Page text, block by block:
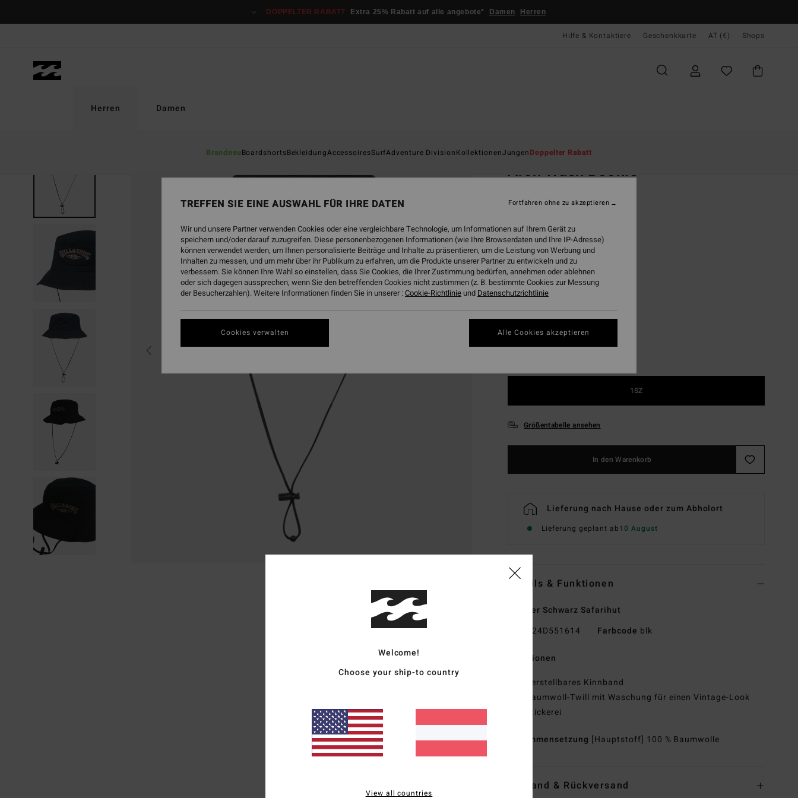
DOPPELTER RABATT Extra 25% Rabatt auf alle angebote* Damen Herren
Hilfe & Kontaktiere Geschenkkarte AT (€) Shops
Herren
BrandneuBoardshortsBekleidungAccessoiresSurfAdventure DivisionKollektionenJungenDoppelter Rabatt
Damen
Arch Wash Boonie
€ 18,88
SALE
DOPPELTER RABATT EXTRA 25%
FarbeBlack
1SZ
Größentabelle ansehen
In den Warenkorb
Lieferung nach Hause oder zum Abholort
Lieferung geplant ab10 August
Details & Funktionen
Männer Schwarz Safarihut
24D551614 Farbcode blk
Funktionen
Verstellbares Kinnband
Baumwoll-Twill mit Waschung für einen Vintage-Look
Stickerei
Zusammensetzung [Hauptstoff] 100 % Baumwolle
Versand & Rückversand
Welcome!
Choose your ship-to country
View all countries
TREFFEN SIE EINE AUSWAHL FÜR IHRE DATEN
Wir und unsere Partner verwenden Cookies oder eine vergleichbare Technologie, um Informationen auf Ihrem Gerät zu
speichern und/oder darauf zuzugreifen. Diese personenbezogenen Informationen (wie Ihre Browserdaten und Ihre IP-Adresse)
können verwendet werden, um Ihnen personalisierte Beiträge und Inhalte zu präsentieren, um die Leistung von Werbung und
Inhalten zu messen, und um mehr über ihr Publikum zu erfahren, um die Produkte unserer Partner zu entwickeln und zu
verbessern. Sie können Ihre Wahl so einstellen, dass Sie Cookies, die Ihrer Zustimmung bedürfen, annehmen oder ablehnen
oder sich dagegen aussprechen, wenn Sie den betreffenden Cookies nicht zustimmen (z. B. bestimmte Cookies zur Messung
der Besucherzahlen). Weitere Informationen finden Sie in unserer :Cookie-Richtlinie und Datenschutzrichtlinie
Cookies verwalten
Fortfahren ohne zu akzeptieren
Alle Cookies akzeptieren